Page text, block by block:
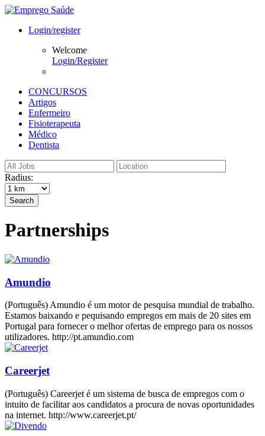
Login/register
Welcome
Login/Register
CONCURSOS
Artigos
Enfermeiro
Fisioterapeuta
Médico
Dentista
Radius:
Search
Partnerships
Amundio
(Português) Amundio é um motor de pesquisa mundial de trabalho.
Estamos baixando e pequisando empregos em mais de 20 sites em
Portugal para fornecer o melhor ofertas de emprego para os nossos
utilizadores. http://pt.amundio.com
Careerjet
(Português) Careerjet é um sistema de busca de empregos com o
intuito de facilitar aos candidatos a procura de novas oportunidades
na internet. http://www.careerjet.pt/